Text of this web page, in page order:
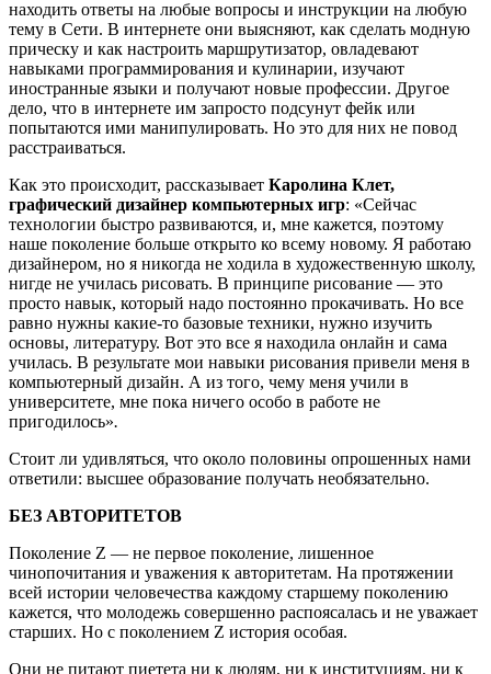
находить ответы на любые вопросы и инструкции на любую
тему в Сети. В интернете они выясняют, как сделать модную
прическу и как настроить маршрутизатор, овладевают
навыками программирования и кулинарии, изучают
иностранные языки и получают новые профессии. Другое
дело, что в интернете им запросто подсунут фейк или
попытаются ими манипулировать. Но это для них не повод
расстраиваться.
Как это происходит, рассказывает Каролина Клет,
графический дизайнер компьютерных игр: «Сейчас
технологии быстро развиваются, и, мне кажется, поэтому
наше поколение больше открыто ко всему новому. Я работаю
дизайнером, но я никогда не ходила в художественную школу,
нигде не училась рисовать. В принципе рисование — это
просто навык, который надо постоянно прокачивать. Но все
равно нужны какие-то базовые техники, нужно изучить
основы, литературу. Вот это все я находила онлайн и сама
училась. В результате мои навыки рисования привели меня в
компьютерный дизайн. А из того, чему меня учили в
университете, мне пока ничего особо в работе не
пригодилось».
Стоит ли удивляться, что около половины опрошенных нами
ответили: высшее образование получать необязательно.
БЕЗ АВТОРИТЕТОВ
Поколение Z — не первое поколение, лишенное
чинопочитания и уважения к авторитетам. На протяжении
всей истории человечества каждому старшему поколению
кажется, что молодежь совершенно распоясалась и не уважает
старших. Но с поколением Z история особая.
Они не питают пиетета ни к людям, ни к институциям, ни к